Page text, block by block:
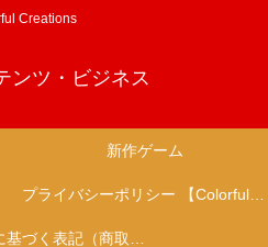
Creations
ンツ・ビジネス
新作ゲーム
プライバシーポリシー 【Colorful Creation】
特定商取引法に基づく表記（商取引に関する開示）